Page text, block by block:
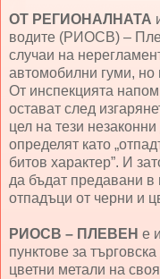
ОТ РЕГИОНАЛНАТА
водите (РИОСВ) –
случаи на
автомобилни гуми, но
От инспекцията
остават след
цел на тези
определят като
битов характер”. И
да бъдат предавани в
отпадъци от черни и
РИОСВ – ПЛЕВЕН е
пунктове за
цветни метали на